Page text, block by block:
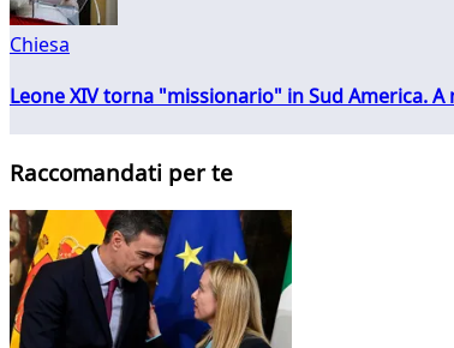
Chiesa
Leone XIV torna "missionario" in Sud America.
Raccomandati per te